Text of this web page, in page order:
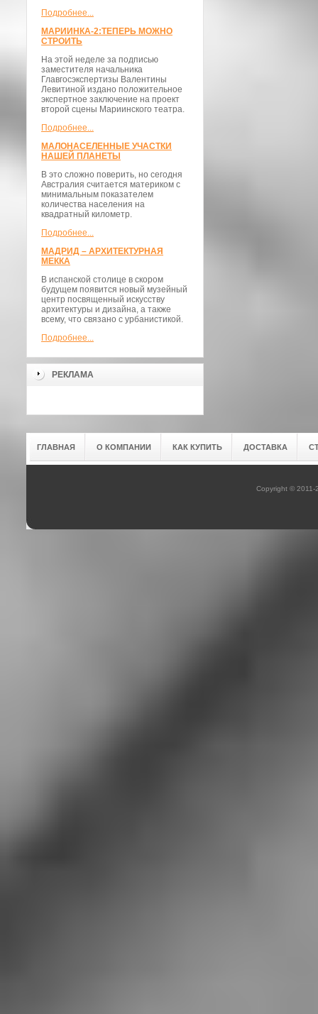
Подробнее...
МАРИИНКА-2:ТЕПЕРЬ МОЖНО
СТРОИТЬ
На этой неделе за подписью
заместителя начальника
Главгосэкспертизы Валентины
Левитиной издано положительное
экспертное заключение на проект
второй сцены Мариинского театра.
Подробнее...
МАЛОНАСЕЛЕННЫЕ УЧАСТКИ
НАШЕЙ ПЛАНЕТЫ
В это сложно поверить, но сегодня
Австралия считается материком с
минимальным показателем
количества населения на
квадратный километр.
Подробнее...
МАДРИД – АРХИТЕКТУРНАЯ
МЕККА
В испанской столице в скором
будущем появится новый музейный
центр посвященный искусству
архитектуры и дизайна, а также
всему, что связано с урбанистикой.
Подробнее...
РЕКЛАМА
ГЛАВНАЯ О КОМПАНИИ КАК КУПИТЬ ДОСТАВКА
Copyright © 2011-